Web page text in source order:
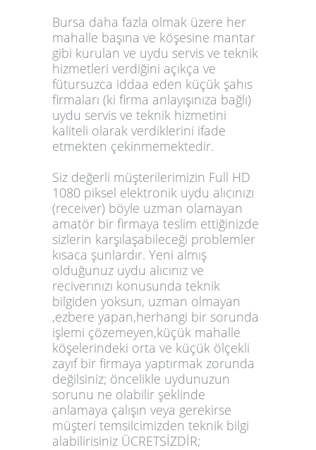
Bursa daha fazla olmak üzere her
mahalle başına ve köşesine mantar
gibi kurulan ve uydu servis ve teknik
hizmetleri verdiğini açıkça ve
fütursuzca iddaa eden küçük şahıs
firmaları (ki firma anlayışınıza bağlı)
uydu servis ve teknik hizmetini
kaliteli olarak verdiklerini ifade
etmekten çekinmemektedir.
Siz değerli müşterilerimizin Full HD
1080 piksel elektronik uydu alıcınızı
(receiver) böyle uzman olamayan
amatör bir firmaya teslim ettiğinizde
sizlerin karşılaşabileceği problemler
kısaca şunlardır. Yeni almış
olduğunuz uydu alıcınız ve
reciverınızı konusunda teknik
bilgiden yoksun, uzman olmayan
,ezbere yapan,herhangi bir sorunda
işlemi çözemeyen,küçük mahalle
köşelerindeki orta ve küçük ölçekli
zayıf bir firmaya yaptırmak zorunda
değilsiniz; öncelikle uydunuzun
sorunu ne olabilir şeklinde
anlamaya çalışın veya gerekirse
müşteri temsilcimizden teknik bilgi
alabilirisiniz ÜCRETSİZDİR;